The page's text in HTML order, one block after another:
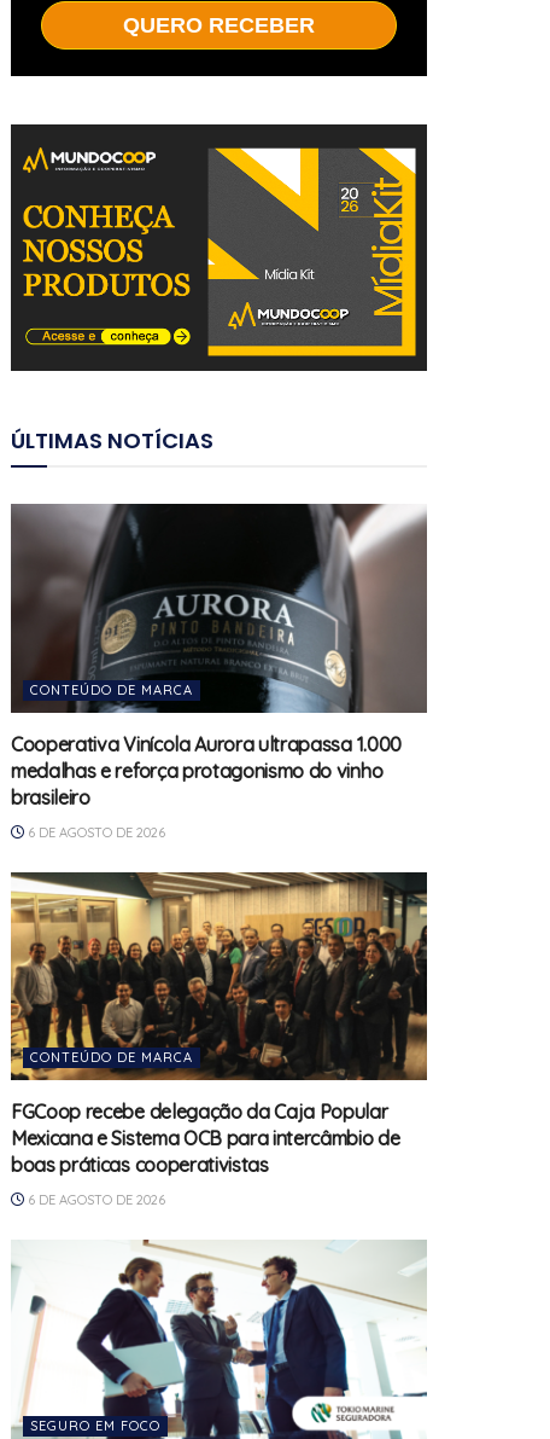
QUERO RECEBER
ÚLTIMAS NOTÍCIAS
CONTEÚDO DE MARCA
Cooperativa Vinícola Aurora ultrapassa 1.000
medalhas e reforça protagonismo do vinho
brasileiro
6 DE AGOSTO DE 2026
CONTEÚDO DE MARCA
FGCoop recebe delegação da Caja Popular
Mexicana e Sistema OCB para intercâmbio de
boas práticas cooperativistas
6 DE AGOSTO DE 2026
SEGURO EM FOCO